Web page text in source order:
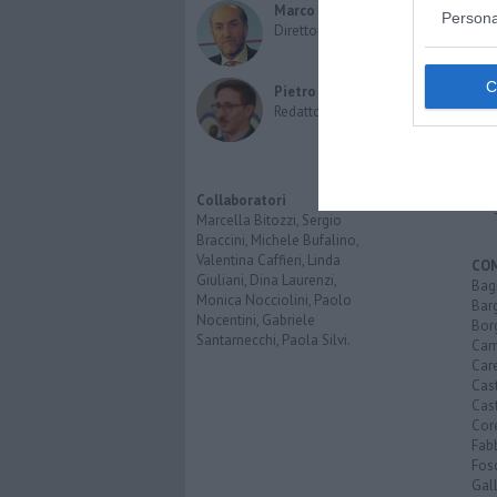
Marco Migli
Direttore Responsabile
Pietro Mattonai
Redattore
Collaboratori
Marcella Bitozzi, Sergio
Braccini, Michele Bufalino,
Valentina Caffieri, Linda
Giuliani, Dina Laurenzi,
Monica Nocciolini, Paolo
Nocentini, Gabriele
Santarnecchi, Paola Silvi.